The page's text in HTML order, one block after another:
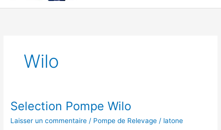
Wilo
Selection Pompe Wilo
Laisser un commentaire / Pompe de Relevage / latone